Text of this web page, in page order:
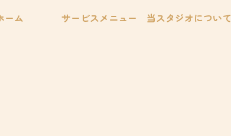
ーム サービスメニュー 当スタジオについて